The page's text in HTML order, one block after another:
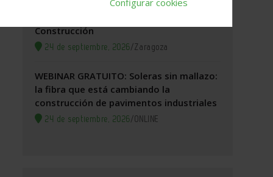
Construcción
24 de septiembre, 2026/Zaragoza
WEBINAR GRATUITO: Soleras sin mallazo:
la fibra que está cambiando la
construcción de pavimentos industriales
24 de septiembre, 2026/ONLINE